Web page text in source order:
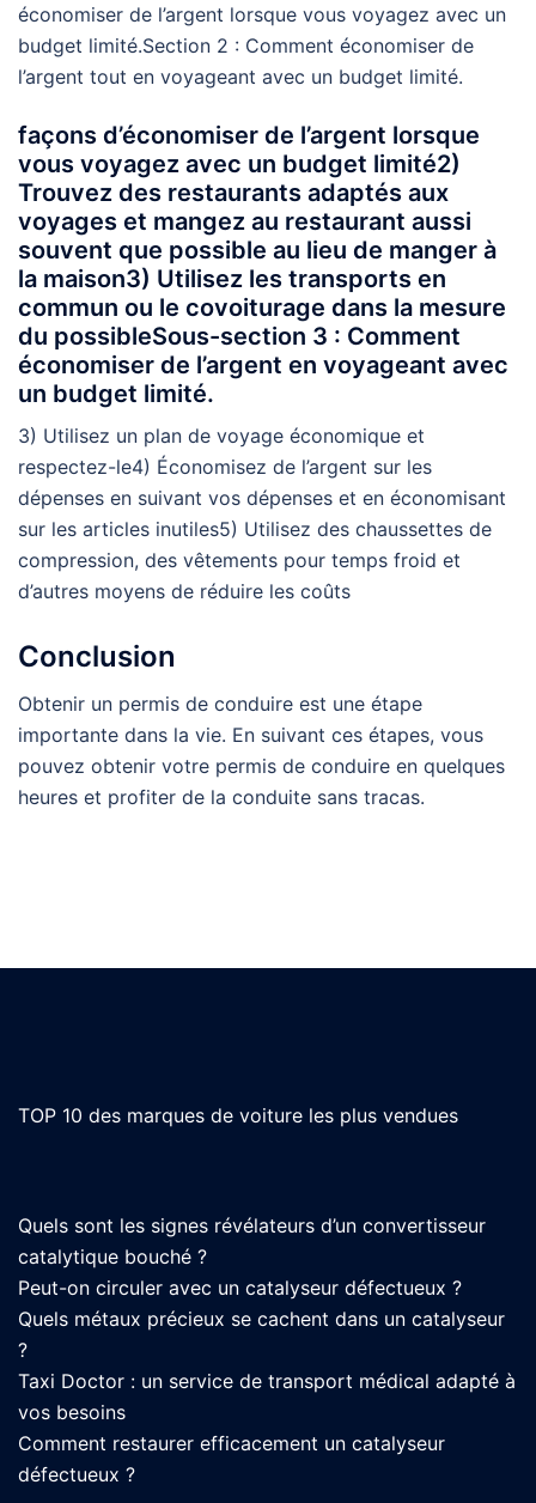
économiser de l’argent lorsque vous voyagez avec un
budget limité.Section 2 : Comment économiser de
l’argent tout en voyageant avec un budget limité.
façons d’économiser de l’argent lorsque
vous voyagez avec un budget limité2)
Trouvez des restaurants adaptés aux
voyages et mangez au restaurant aussi
souvent que possible au lieu de manger à
la maison3) Utilisez les transports en
commun ou le covoiturage dans la mesure
du possibleSous-section 3 : Comment
économiser de l’argent en voyageant avec
un budget limité.
3) Utilisez un plan de voyage économique et
respectez-le4) Économisez de l’argent sur les
dépenses en suivant vos dépenses et en économisant
sur les articles inutiles5) Utilisez des chaussettes de
compression, des vêtements pour temps froid et
d’autres moyens de réduire les coûts
Conclusion
Obtenir un permis de conduire est une étape
importante dans la vie. En suivant ces étapes, vous
pouvez obtenir votre permis de conduire en quelques
heures et profiter de la conduite sans tracas.
TOP 10 des marques de voiture les plus vendues
Quels sont les signes révélateurs d’un convertisseur
catalytique bouché ?
Peut-on circuler avec un catalyseur défectueux ?
Quels métaux précieux se cachent dans un catalyseur
?
Taxi Doctor : un service de transport médical adapté à
vos besoins
Comment restaurer efficacement un catalyseur
défectueux ?